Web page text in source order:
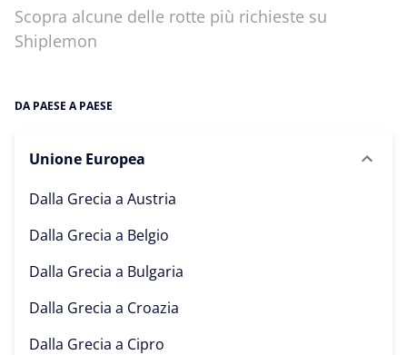
Scopra alcune delle rotte più richieste su
Shiplemon
DA PAESE A PAESE
Unione Europea
Dalla Grecia a Austria
Dalla Grecia a Belgio
Dalla Grecia a Bulgaria
Dalla Grecia a Croazia
Dalla Grecia a Cipro